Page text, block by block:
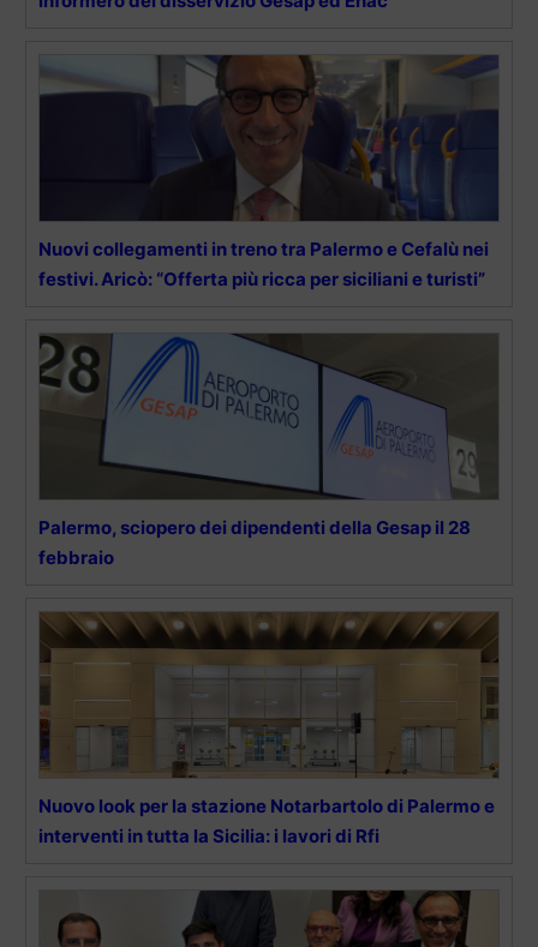
Nuovi collegamenti in treno tra Palermo e Cefalù nei
festivi. Aricò: “Offerta più ricca per siciliani e turisti”
Palermo, sciopero dei dipendenti della Gesap il 28
febbraio
Nuovo look per la stazione Notarbartolo di Palermo e
interventi in tutta la Sicilia: i lavori di Rfi